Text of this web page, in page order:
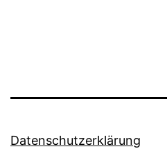
Datenschutzerklärung